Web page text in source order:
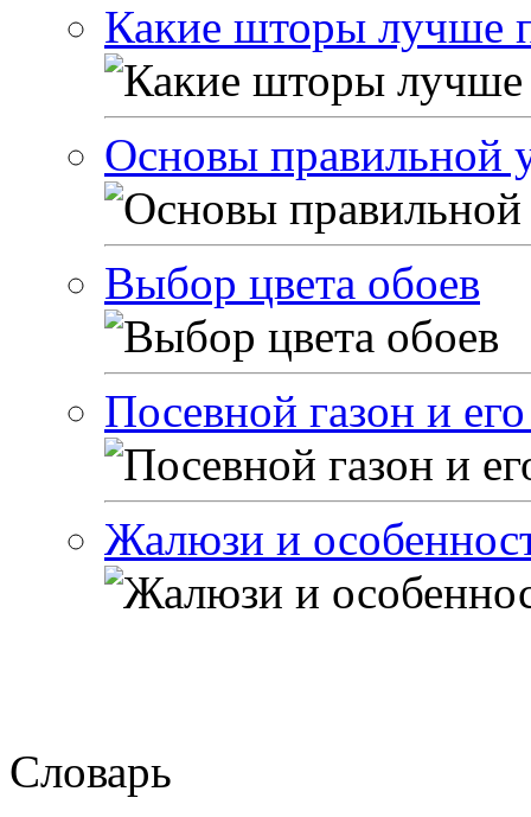
Какие шторы лучше
Основы правильной
Выбор цвета обоев
Посевной газон и
Жалюзи и
Словарь